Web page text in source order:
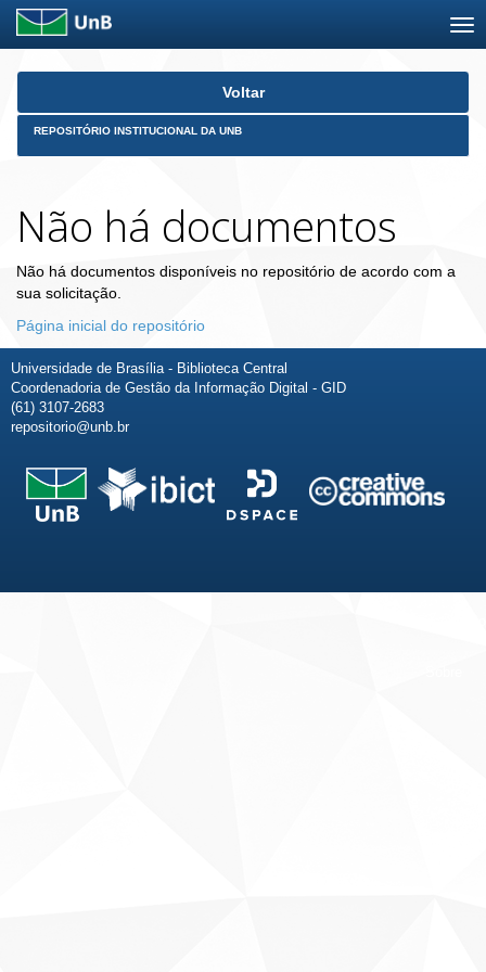
Skip
Voltar
REPOSITÓRIO INSTITUCIONAL DA UNB
Não há documentos
Não há documentos disponíveis no repositório de acordo com a
sua solicitação.
Página inicial do repositório
Universidade de Brasília - Biblioteca Central
Coordenadoria de Gestão da Informação Digital - GID
(61) 3107-2683
repositorio@unb.br